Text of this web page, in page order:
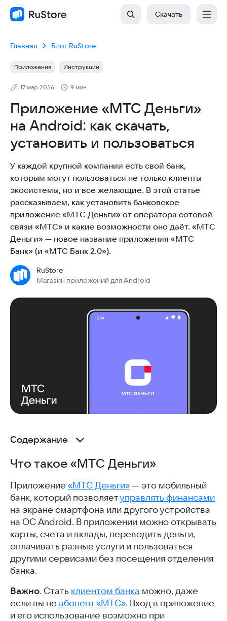
Скачать
Главная Блог RuStore
Приложения Инструкции
17 мар 2026 9 мин.
Приложение «МТС Деньги»
на Android: как скачать,
установить и пользоваться
У каждой крупной компании есть свой банк,
которым могут пользоваться не только клиенты
экосистемы, но и все желающие. В этой статье
рассказываем, как установить банковское
приложение «МТС Деньги» от оператора сотовой
связи «МТС» и какие возможности оно даёт. «МТС
Деньги» — новое название приложения «МТС
Банк» (и «МТС Банк 2.0»).
RuStore
Магазин приложений для Android
Содержание
Что умеет приложение
Как начать работу с приложением
С этим приложением скачивают
Часто задаваемые вопросы
Интересные и похожие статьи
Что такое «МТС Деньги»
Приложение «МТС Деньги» — это мобильный
банк, который позволяетуправлять финансами
на экране смартфона или другого устройства
на ОС Android. В приложении можно открывать
карты, счета и вклады, переводить деньги,
оплачивать разные услуги и пользоваться
другими сервисами без посещения отделения
банка.
Важно. Стать клиентом банка можно, даже
если вы не абонент «МТС». Вход в приложение
и его использование возможно при